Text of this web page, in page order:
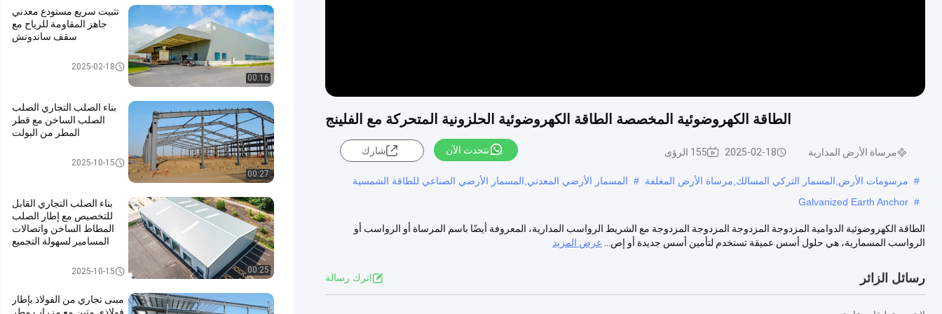
الطاقة الكهروضوئية المخصصة الطاقة الكهروضوئية الحلزونية المتحركة مع الفلينج
مرساة الأرض المدارية 2025-02-18 155 الرؤى نتحدث الآن شارك
# مرسومات الأرض,المسمار التركي المسالك,مرساة الأرض المغلفة # المسمار الأرضي المعدني,المسمار الأرضي الصناعي للطاقة الشمسية
#
Galvanized Earth Anchor
الطاقة الكهروضوئية الدوامية المزدوجة المزدوجة المزدوجة المزدوجة مع الشريط الرواسب المدارية، المعروفة أيضًا باسم المرساة أو الرواسب أو
الرواسب المسمارية، هي حلول أسس عميقة تستخدم لتأمين أسس جديدة أو إص...
عرض المزيد
رسائل الزائر اترك رسالة
00:16
تثبيت سريع مستودع معدني
جاهز المقاومة للرياح مع
سقف ساندوتش
ورشة عمل الهياكل الفولاذية
2025-02-18
00:27
بناء الصلب التجاري الصلب
الصلب الساخن مع قطر
المطر من البولت
بناء الصلب التجاري2025-10-15
00:25
بناء الصلب التجاري القابل
للتخصيص مع إطار الصلب
المطاط الساخن واتصالات
المسامير لسهولة التجميع
بناء الصلب التجاري2025-10-15
مبنى تجاري من الفولاذ بإطار